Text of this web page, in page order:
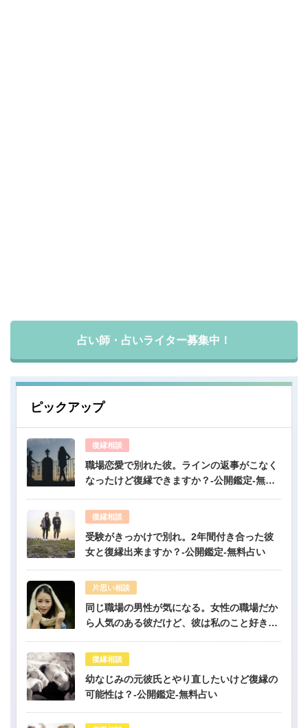
占い師・占いライター募集中！
ピックアップ
復縁相談
職場恋愛で別れた彼。ラインの返事がこなく
なったけど復縁できますか？-公開鑑定-無料
復縁相談
受験がきっかけで別れ。2年間付き合った彼
女と復縁出来ますか？-公開鑑定-無料占い
片思い相談
同じ職場の男性が気になる。女性の職場だか
ら人気のある彼だけど、彼は私のこと好き？-
復縁相談
幼なじみの元彼氏とやり直したいけど復縁の
可能性は？-公開鑑定-無料占い